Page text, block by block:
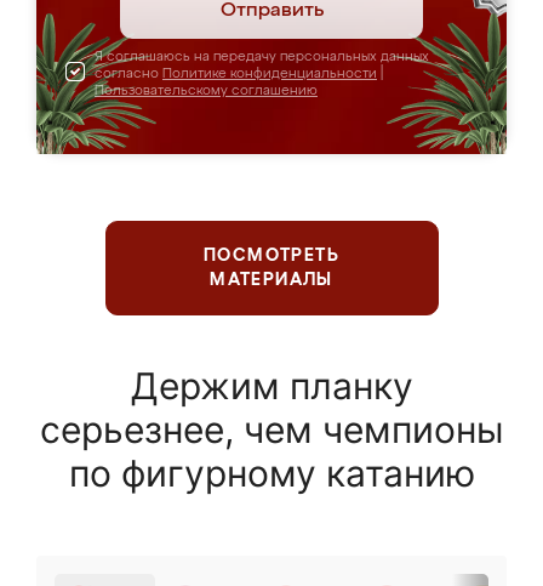
Отправить
Я соглашаюсь на передачу персональных данных
согласно Политике конфиденциальности
Пользовательскому соглашению
ПОСМОТРЕТЬ
МАТЕРИАЛЫ
Держим планку
серьезнее, чем чемпионы
по фигурному катанию